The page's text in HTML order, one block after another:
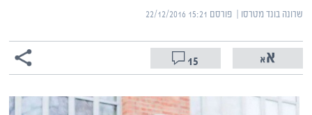
שרונה בונד מטרסו | ‏פורסם ‎22/12/2016 15:21
15